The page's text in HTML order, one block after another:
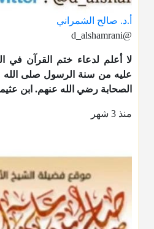
أ.د. صالح الشمراني
@d_alshamrani
لا أعلم لدعاء ختم القرآن في
عليه من سنة الرسول صلى
الصحابة رضي الله عنهم. ابن
منذ 3 شهر